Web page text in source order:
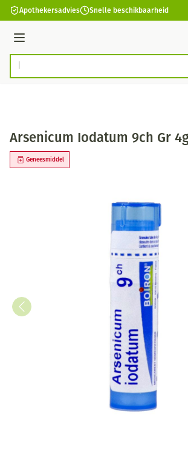
Ga naar de inhoud
Apothekersadvies Snelle beschikbaarheid
Menu
Product, merk, categorie...
Arsenicum Iodatum 9ch Gr
Geneesmiddel